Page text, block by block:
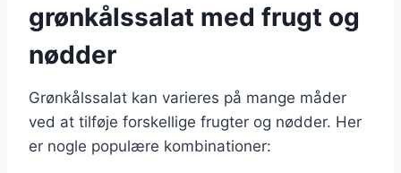
grønkålssalat med frugt og
nødder
Grønkålssalat kan varieres på mange måder
ved at tilføje forskellige frugter og nødder. Her
er nogle populære kombinationer: